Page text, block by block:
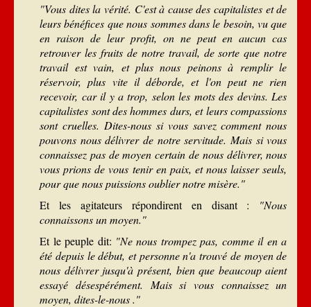
"Vous dites la vérité. C'est à cause des capitalistes et de
leurs bénéfices que nous sommes dans le besoin, vu que
en raison de leur profit, on ne peut en aucun cas
retrouver les fruits de notre travail, de sorte que notre
travail est vain, et plus nous peinons à remplir le
réservoir, plus vite il déborde, et l'on peut ne rien
recevoir, car il y a trop, selon les mots des devins. Les
capitalistes sont des hommes durs, et leurs compassions
sont cruelles. Dites-nous si vous savez comment nous
pouvons nous délivrer de notre servitude. Mais si vous
connaissez pas de moyen certain de nous délivrer, nous
vous prions de vous tenir en paix, et nous laisser seuls,
pour que nous puissions oublier notre misère."
Et les agitateurs répondirent en disant : "Nous
connaissons un moyen."
Et le peuple dit: "Ne nous trompez pas, comme il en a
été depuis le début, et personne n'a trouvé de moyen de
nous délivrer jusqu'à présent, bien que beaucoup aient
essayé désespérément. Mais si vous connaissez un
moyen, dites-le-nous ."